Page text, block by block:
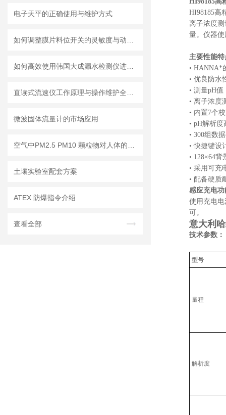
电子天平的正确使用与维护方式
微波固体流量计的市场应用
土壤实验室配套方案
ATEX 防爆指令介绍
查看全部
HI98185高
离子浓度
量。仪器
主要性能
• HANNA*
• 优良防水
• 测量pH
• 离子浓度
• 内置7个
• pH解析
• 300组数
• 快捷键设
• 128×64
• 采用可充
• 配备硬质
感应充电功
使用充电
可。
意大利
技术参数：
型号
量程
解析度